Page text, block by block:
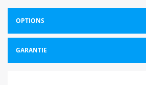
OPTIONS
GARANTIE